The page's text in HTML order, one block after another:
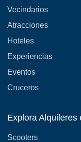
Vecindarios
Atracciones
Hoteles
Experiencias
Eventos
Cruceros
Explora Alquileres
Scooters